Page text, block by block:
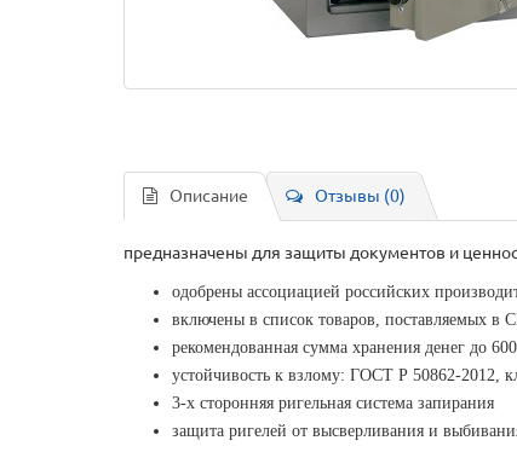
Описание Отзывы (0)
предназначены для защиты документов и
одобрены ассоциацией российских
включены в список товаров, поставляемых в
рекомендованная сумма хранения денег до
устойчивость к взлому: ГОСТ Р 50862-
3-х сторонняя ригельная система запирания
защита ригелей от высверливания и